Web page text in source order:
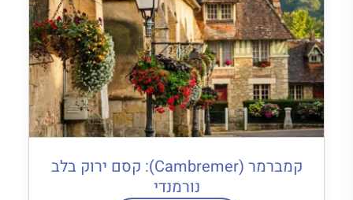
קמברמר (Cambremer): קסם ירוק בלב
נורמנדי